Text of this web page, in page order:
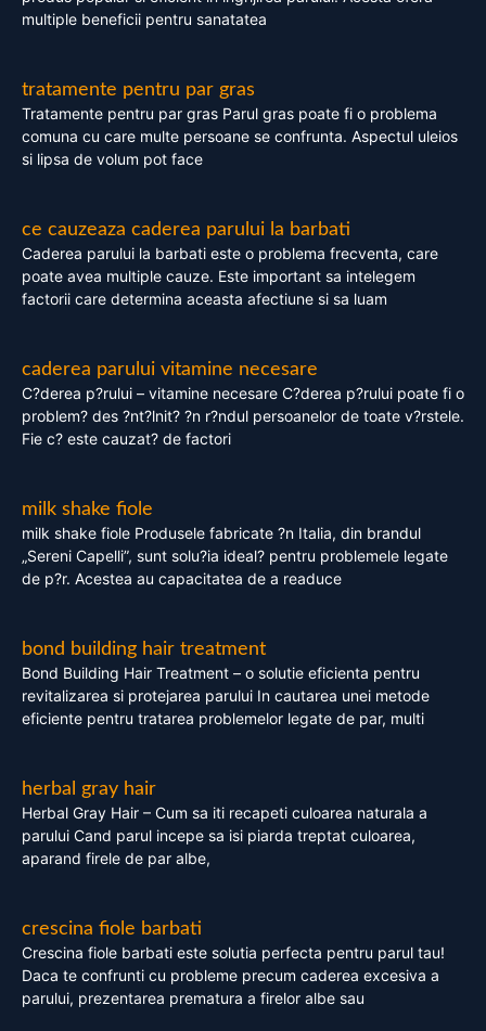
multiple beneficii pentru sanatatea
tratamente pentru par gras
Tratamente pentru par gras Parul gras poate fi o problema
comuna cu care multe persoane se confrunta. Aspectul uleios
si lipsa de volum pot face
ce cauzeaza caderea parului la barbati
Caderea parului la barbati este o problema frecventa, care
poate avea multiple cauze. Este important sa intelegem
factorii care determina aceasta afectiune si sa luam
caderea parului vitamine necesare
C?derea p?rului – vitamine necesare C?derea p?rului poate fi o
problem? des ?nt?lnit? ?n r?ndul persoanelor de toate v?rstele.
Fie c? este cauzat? de factori
milk shake fiole
milk shake fiole Produsele fabricate ?n Italia, din brandul
„Sereni Capelli”, sunt solu?ia ideal? pentru problemele legate
de p?r. Acestea au capacitatea de a readuce
bond building hair treatment
Bond Building Hair Treatment – o solutie eficienta pentru
revitalizarea si protejarea parului In cautarea unei metode
eficiente pentru tratarea problemelor legate de par, multi
herbal gray hair
Herbal Gray Hair – Cum sa iti recapeti culoarea naturala a
parului Cand parul incepe sa isi piarda treptat culoarea,
aparand firele de par albe,
crescina fiole barbati
Crescina fiole barbati este solutia perfecta pentru parul tau!
Daca te confrunti cu probleme precum caderea excesiva a
parului, prezentarea prematura a firelor albe sau